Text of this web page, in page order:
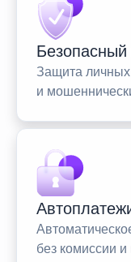
Безопасный
Защита личных
и
без комиссии